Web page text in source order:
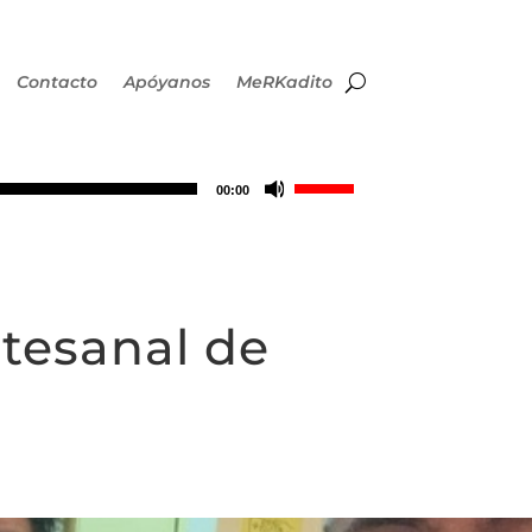
Contacto Apóyanos MeRKadito
00:00
Utiliza
de